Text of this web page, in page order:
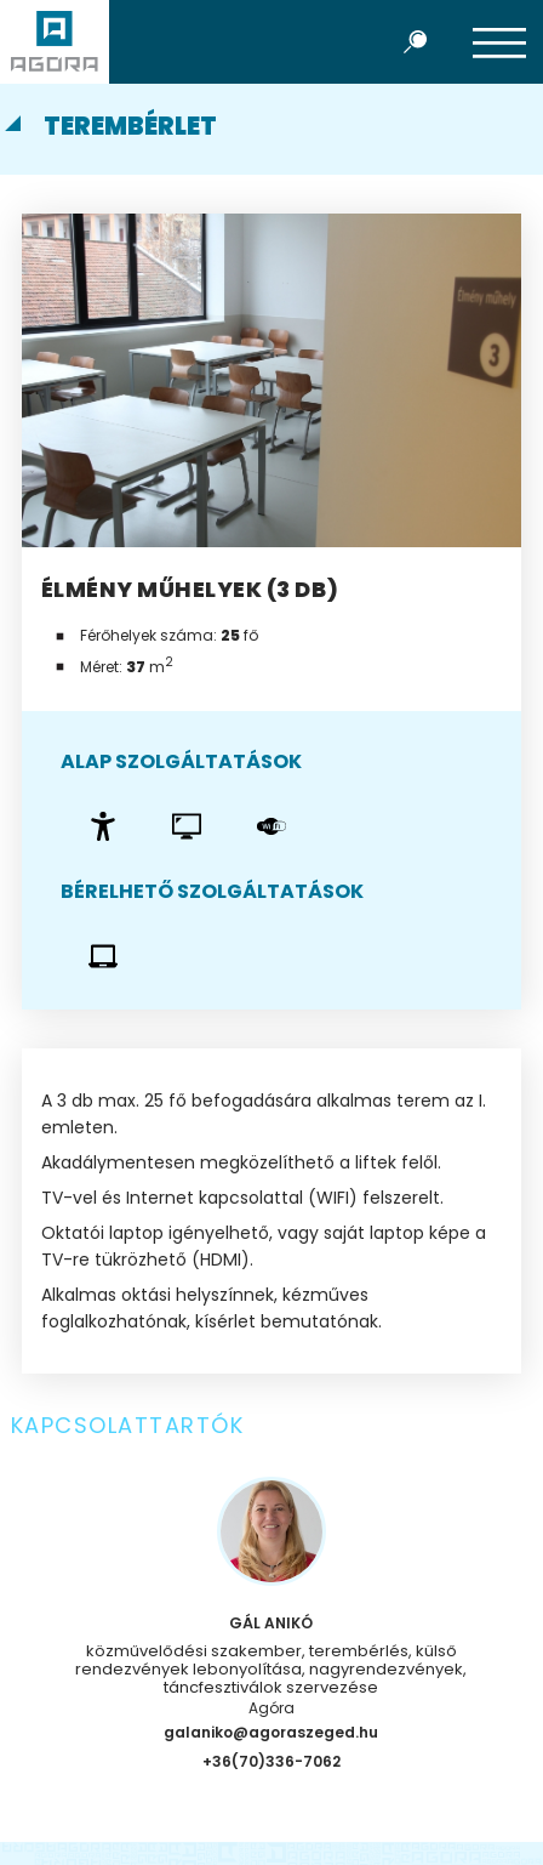
TEREMBÉRLET
ÉLMÉNY MŰHELYEK (3 DB)
Férőhelyek száma: 25fő
Méret: 37 m2
ALAP SZOLGÁLTATÁSOK
BÉRELHETŐ SZOLGÁLTATÁSOK
A 3 db max. 25 fő befogadására alkalmas terem az I.
emleten.
Akadálymentesen megközelíthető a liftek felől.
TV-vel és Internet kapcsolattal (WIFI) felszerelt.
Oktatói laptop igényelhető, vagy saját laptop képe a
TV-re tükrözhető (HDMI).
Alkalmas oktási helyszínnek, kézműves
foglalkozhatónak, kísérlet bemutatónak.
KAPCSOLATTARTÓK
GÁL ANIKÓ
közművelődési szakember, terembérlés, külső
rendezvények lebonyolítása, nagyrendezvények,
táncfesztiválok szervezése
Agóra
galaniko@agoraszeged.hu
+36(70)336-7062